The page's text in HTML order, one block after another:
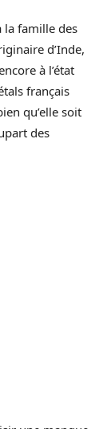
la famille des
d’Inde,
à l’état
français
qu’elle soit
des